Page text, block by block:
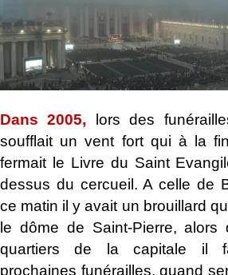
Dans 2005, lors des
soufflait un vent fort qui à la
fermait le Livre du Saint
dessus du cercueil. A celle de
ce matin il y avait un brouillard
le dôme de Saint-Pierre, alors
quartiers de la capitale il
prochaines funérailles, quand